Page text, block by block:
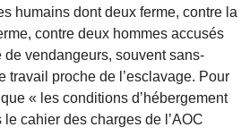
humains dont deux ferme, contre la
contre deux hommes accusés
vendangeurs, souvent sans-
travail proche de l’esclavage. Pour
« les conditions d’hébergement
cahier des charges de l’AOC